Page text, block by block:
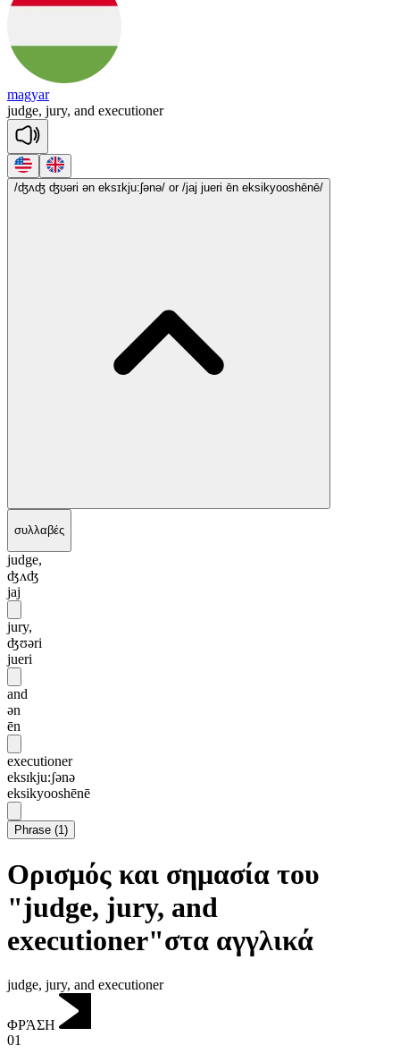
magyar
judge, jury, and executioner
/ʤʌʤ ʤʊəri ən eksɪkju:ʃənə/ or /jaj jueri ēn eksikyooshēnē/
συλλαβές
judge,
ʤʌʤ
jaj
jury,
ʤʊəri
jueri
and
ən
ēn
executioner
eksɪkju:ʃənə
eksikyooshēnē
Phrase (1)
Ορισμός και σημασία του
"judge, jury, and
executioner"στα αγγλικά
judge, jury, and executioner
ΦΡΆΣΗ
01